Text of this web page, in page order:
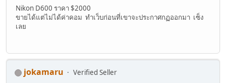
Nikon D600 ราคา $2000
ขายได้แต่ไม่ได้ค่าคอม ทำเว็บก่อนที่เขาจะประกาศกฏออกมา เซ็ง
เลย
jokamaru
Verified Seller